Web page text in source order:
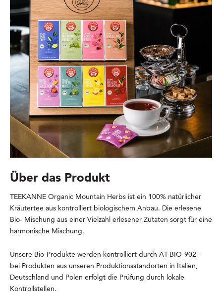
Über das Produkt
TEEKANNE Organic Mountain Herbs ist ein 100% natürlicher
Kräutertee aus kontrolliert biologischem Anbau. Die erlesene
Bio- Mischung aus einer Vielzahl erlesener Zutaten sorgt für eine
harmonische Mischung.
Unsere Bio-Produkte werden kontrolliert durch AT-BIO-902 –
bei Produkten aus unseren Produktionsstandorten in Italien,
Deutschland und Polen erfolgt die Prüfung durch lokale
Kontrollstellen.